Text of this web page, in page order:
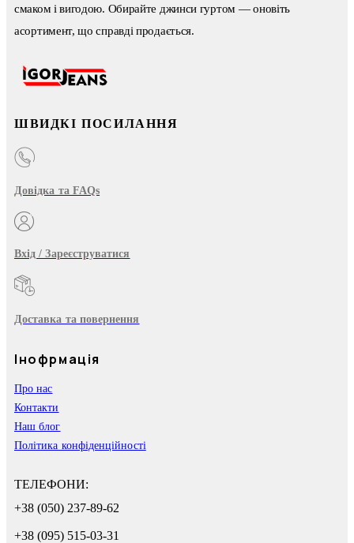
смаком і вигодою. Обирайте джинси гуртом — оновіть
асортимент, що справді продається.
ШВИДКІ ПОСИЛАННЯ
Довідка та FAQs
Вхід / Зареєструватися
Доставка та повернення
Інофрмація
Про нас
Контакти
Наш блог
Політика конфіденційності
ТЕЛЕФОНИ:
+38 (050) 237-89-62
+38 (095) 515-03-31